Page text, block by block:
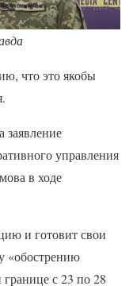
что это якобы
заявление
управления
в ходе
и готовит свои
«обострению
с 23 по 28